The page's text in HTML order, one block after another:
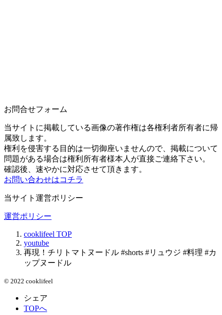
お問合せフォーム
当サイトに掲載している画像の著作権は各権利者所有者に帰
属致します。
権利を侵害する目的は一切御座いませんので、掲載について
問題がある場合は権利所有者様本人が直接ご連絡下さい。
確認後、速やかに対応させて頂きます。
お問い合わせはコチラ
当サイト運営ポリシー
運営ポリシー
cooklifeel TOP
youtube
再現！チリトマトヌードル #shorts #リュウジ #料理 #カ
ップヌードル
© 2022 cooklifeel
シェア
TOPへ